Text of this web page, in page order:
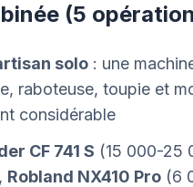
(5
solo : une
raboteuse, toupie et
considérable
CF 741 S (15 000-25
Robland NX410 Pro (6